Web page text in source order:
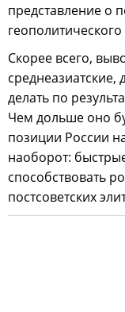
представление о
Скорее всего,
среднеазиатские,
делать по
Чем дольше оно
позиции России
наоборот:
способствовать
постсоветских